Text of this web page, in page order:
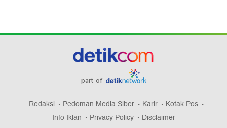
part of
Redaksi Pedoman Media Siber Karir
Kotak Pos
Info Iklan
Privacy Policy Disclaimer